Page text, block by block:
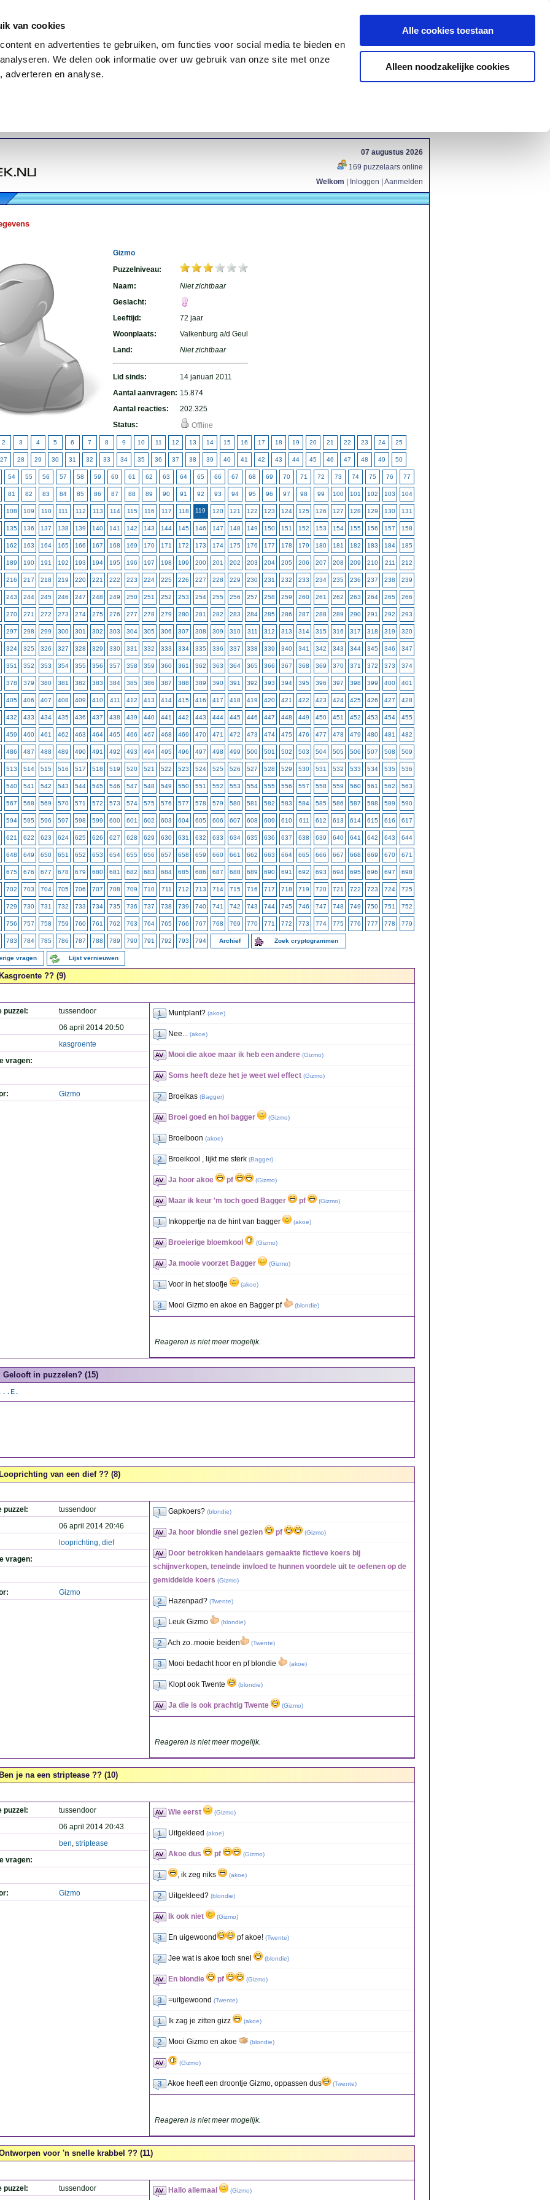
van cookies
en advertenties te gebruiken, om functies voor social media te bieden en
We delen ook informatie over uw gebruik van onze site met onze
adverteren en analyse.
Alle cookies toestaan
Alleen noodzakelijke cookies
07 augustus 2026
169 puzzelaars online
Welkom
Inloggen Aanmelden
Gizmo
Puzzelniveau:
Naam:
Niet zichtbaar
Geslacht:
Leeftijd:
72 jaar
Woonplaats:
Valkenburg a/d Geul
Land:
Niet zichtbaar
Lid sinds:
14 januari 2011
Aantal aanvragen: 15.874
Aantal reacties:
202.325
Status:
Offline
2 3 4 5 6 7 8 9 10 11 12 13 14 15 16 17 18 19 20 21 22 23 24 25
27 28 29 30 31 32 33 34 35 36 37 38 39 40 41 42 43 44 45 46 47 48 49 50
54 55 56 57 58 59 60 61 62 63 64 65 66 67 68 69 70 71 72 73 74 75 76 77
81 82 83 84 85 86 87 88 89 90 91 92 93 94 95 96 97 98 99 100 101 102 103 104
108 109 110 111 112 113 114 115 116 117 118 119 120 121 122 123 124 125 126 127 128 129 130 131
135 136 137 138 139 140 141 142 143 144 145 146 147 148 149 150 151 152 153 154 155 156 157 158
162 163 164 165 166 167 168 169 170 171 172 173 174 175 176 177 178 179 180 181 182 183 184 185
189 190 191 192 193 194 195 196 197 198 199 200 201 202 203 204 205 206 207 208 209 210 211 212
216 217 218 219 220 221 222 223 224 225 226 227 228 229 230 231 232 233 234 235 236 237 238 239
243 244 245 246 247 248 249 250 251 252 253 254 255 256 257 258 259 260 261 262 263 264 265 266
270 271 272 273 274 275 276 277 278 279 280 281 282 283 284 285 286 287 288 289 290 291 292 293
297 298 299 300 301 302 303 304 305 306 307 308 309 310 311 312 313 314 315 316 317 318 319 320
324 325 326 327 328 329 330 331 332 333 334 335 336 337 338 339 340 341 342 343 344 345 346 347
351 352 353 354 355 356 357 358 359 360 361 362 363 364 365 366 367 368 369 370 371 372 373 374
378 379 380 381 382 383 384 385 386 387 388 389 390 391 392 393 394 395 396 397 398 399 400 401
405 406 407 408 409 410 411 412 413 414 415 416 417 418 419 420 421 422 423 424 425 426 427 428
432 433 434 435 436 437 438 439 440 441 442 443 444 445 446 447 448 449 450 451 452 453 454 455
459 460 461 462 463 464 465 466 467 468 469 470 471 472 473 474 475 476 477 478 479 480 481 482
486 487 488 489 490 491 492 493 494 495 496 497 498 499 500 501 502 503 504 505 506 507 508 509
513 514 515 516 517 518 519 520 521 522 523 524 525 526 527 528 529 530 531 532 533 534 535 536
540 541 542 543 544 545 546 547 548 549 550 551 552 553 554 555 556 557 558 559 560 561 562 563
567 568 569 570 571 572 573 574 575 576 577 578 579 580 581 582 583 584 585 586 587 588 589 590
594 595 596 597 598 599 600 601 602 603 604 605 606 607 608 609 610 611 612 613 614 615 616 617
621 622 623 624 625 626 627 628 629 630 631 632 633 634 635 636 637 638 639 640 641 642 643 644
648 649 650 651 652 653 654 655 656 657 658 659 660 661 662 663 664 665 666 667 668 669 670 671
675 676 677 678 679 680 681 682 683 684 685 686 687 688 689 690 691 692 693 694 695 696 697 698
702 703 704 705 706 707 708 709 710 711 712 713 714 715 716 717 718 719 720 721 722 723 724 725
729 730 731 732 733 734 735 736 737 738 739 740 741 742 743 744 745 746 747 748 749 750 751 752
756 757 758 759 760 761 762 763 764 765 766 767 768 769 770 771 772 773 774 775 776 777 778 779
783 784 785 786 787 788 789 790 791 792 793 794 Archief Zoek cryptogrammen
vragen Lijst vernieuwen
?? (9)
puzzel:
tussendoor
06 april 2014 20:50
kasgroente
vragen:
Gizmo
Muntplant? (akoe)
Nee... (akoe)
Mooi die akoe maar ik heb een andere (Gizmo)
Soms heeft deze het je weet wel effect (Gizmo)
Broeikas (Bagger)
Broei goed en hoi bagger (Gizmo)
Broeiboon (akoe)
Broeikool , lijkt me sterk (Bagger)
Ja hoor akoe pf (Gizmo)
Maar ik keur 'm toch goed Bagger pf (Gizmo)
Inkoppertje na de hint van bagger (akoe)
Broeierige bloemkool (Gizmo)
Ja mooie voorzet Bagger (Gizmo)
Voor in het stoofje (akoe)
Mooi Gizmo en akoe en Bagger pf (blondie)
Reageren is niet meer mogelijk.
Gelooft in puzzelen? (15)
van een dief ?? (8)
puzzel:
tussendoor
06 april 2014 20:46
looprichting, dief
vragen:
Gizmo
Gapkoers? (blondie)
Ja hoor blondie snel gezien pf (Gizmo)
Door betrokken handelaars gemaakte fictieve koers bij
schijnverkopen, teneinde invloed te hunnen voordele uit te oefenen op de
gemiddelde koers (Gizmo)
Hazenpad? (Twente)
Leuk Gizmo (blondie)
Ach zo..mooie beiden (Twente)
Mooi bedacht hoor en pf blondie (akoe)
Klopt ook Twente (blondie)
Ja die is ook prachtig Twente (Gizmo)
Reageren is niet meer mogelijk.
je na een striptease ?? (10)
puzzel:
tussendoor
06 april 2014 20:43
ben, striptease
vragen:
Gizmo
Wie eerst (Gizmo)
Uitgekleed (akoe)
Akoe dus pf (Gizmo)
, ik zeg niks (akoe)
Uitgekleed? (blondie)
Ik ook niet (Gizmo)
En uigewoond pf akoe! (Twente)
Jee wat is akoe toch snel (blondie)
En blondie pf (Gizmo)
=uitgewoond (Twente)
Ik zag je zitten gizz (akoe)
Mooi Gizmo en akoe (blondie)
(Gizmo)
Akoe heeft een droontje Gizmo, oppassen dus (Twente)
Reageren is niet meer mogelijk.
voor 'n snelle krabbel ?? (11)
puzzel: tussendoor Hallo allemaal (Gizmo)